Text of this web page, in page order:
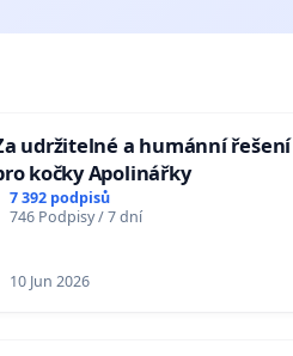
udržitelné a humánní řešení
kočky Apolinářky
7 392 podpisů
746 Podpisy / 7 dní
10 Jun 2026